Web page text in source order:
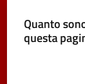
Quanto
questa